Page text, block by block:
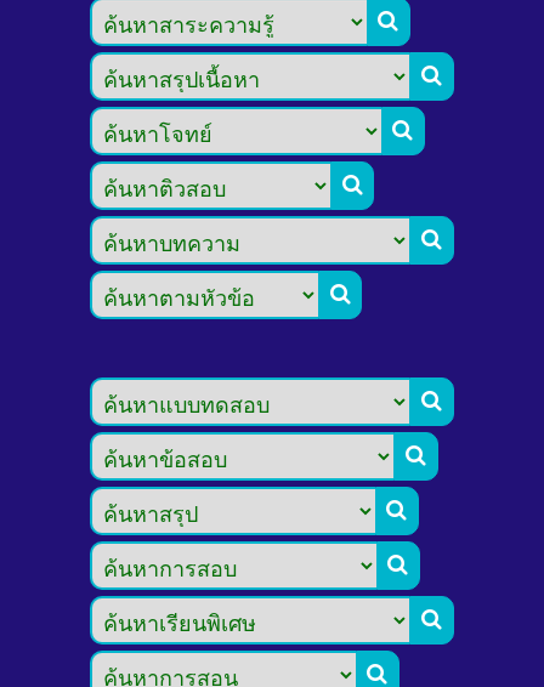











